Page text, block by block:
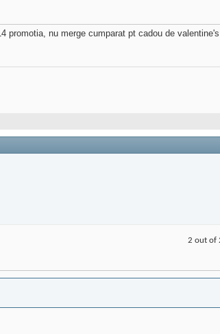
nu merge cumparat pt cadou de
2 out of